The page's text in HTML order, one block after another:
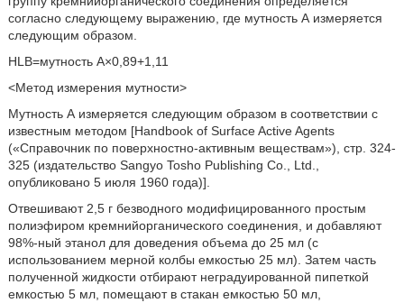
согласно следующему выражению, где мутность А измеряется
следующим образом.
HLB=мутность А×0,89+1,11
<Метод измерения мутности>
Мутность А измеряется следующим образом в соответствии с
известным методом [Handbook of Surface Active Agents
(«Справочник по поверхностно-активным веществам»), стр. 324-
325 (издательство Sangyo Tosho Publishing Co., Ltd.,
опубликовано 5 июля 1960 года)].
Отвешивают 2,5 г безводного модифицированного простым
полиэфиром кремнийорганического соединения, и добавляют
98%-ный этанол для доведения объема до 25 мл (с
использованием мерной колбы емкостью 25 мл). Затем часть
полученной жидкости отбирают неградуированной пипеткой
емкостью 5 мл, помещают в стакан емкостью 50 мл,